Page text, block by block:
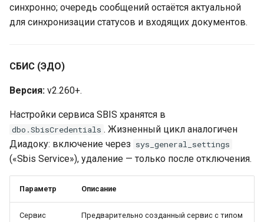
синхронно; очередь сообщений остаётся актуальной
для синхронизации статусов и входящих документов.
СБИС (ЭДО)
Версия: v2.260+.
Настройки сервиса SBIS хранятся в
dbo.SbisCredentials . Жизненный цикл аналогичен
Диадоку: включение через sys_general_settings
(«Sbis Service»), удаление — только после отключения.
Параметр Описание
Сервис
Предварительно созданный сервис с типом